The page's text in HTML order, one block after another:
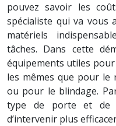
pouvez savoir les
spécialiste qui va vous
matériels
tâches. Dans cette
équipements utiles
les mêmes que pour le
ou pour le blindage.
type de porte et de
d’intervenir plus